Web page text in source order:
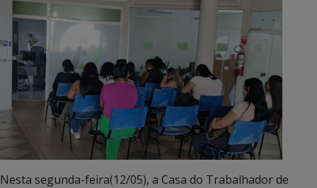
Nesta segunda-feira(12/05), a Casa do Trabalhador de